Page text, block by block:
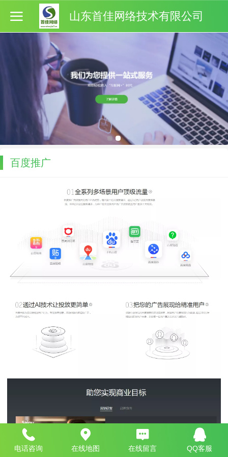
山东首佳网络技术有限公司
百度推广
电话咨询 在线地图 在线留言 QQ客服